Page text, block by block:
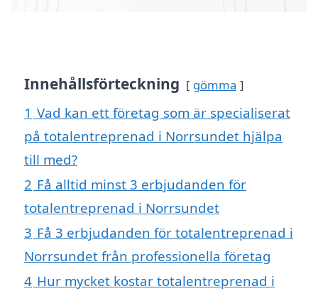
Innehållsförteckning gömma
1 Vad kan ett företag som är specialiserat
på totalentreprenad i Norrsundet hjälpa
till med?
2 Få alltid minst 3 erbjudanden för
totalentreprenad i Norrsundet
3 Få 3 erbjudanden för totalentreprenad i
Norrsundet från professionella företag
4 Hur mycket kostar totalentreprenad i